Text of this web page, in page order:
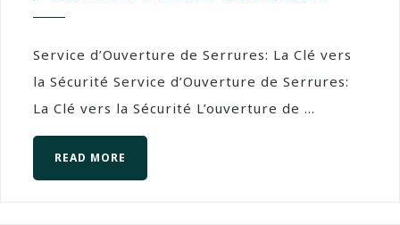
Service d’Ouverture de Serrures: La Clé vers
la Sécurité Service d’Ouverture de Serrures:
La Clé vers la Sécurité L’ouverture de ...
READ MORE